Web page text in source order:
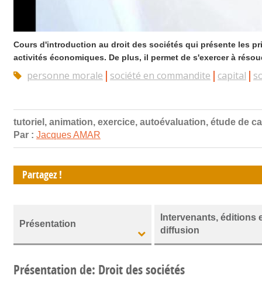
Cours d'introduction au droit des sociétés qui présente les
activités économiques. De plus, il permet de s'exercer à
personne morale société en commandite capital
tutoriel, animation, exercice, autoévaluation, étude de
Par : Jacques AMAR
Partagez !
Présentation
Intervenants, éditions
diffusion
Présentation de: Droit des sociétés